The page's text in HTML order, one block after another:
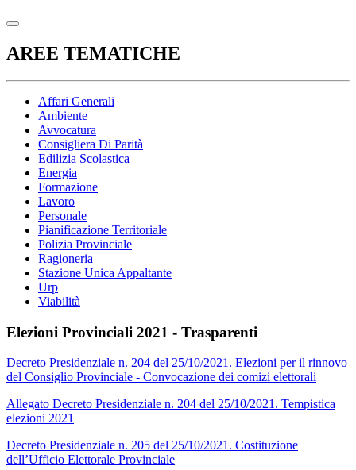
AREE TEMATICHE
Affari Generali
Ambiente
Avvocatura
Consigliera Di Parità
Edilizia Scolastica
Energia
Formazione
Lavoro
Personale
Pianificazione Territoriale
Polizia Provinciale
Ragioneria
Stazione Unica Appaltante
Urp
Viabilità
Elezioni Provinciali 2021 - Trasparenti
Decreto Presidenziale n. 204 del 25/10/2021. Elezioni per il rinnovo
del Consiglio Provinciale - Convocazione dei comizi elettorali
Allegato Decreto Presidenziale n. 204 del 25/10/2021. Tempistica
elezioni 2021
Decreto Presidenziale n. 205 del 25/10/2021. Costituzione
dell’Ufficio Elettorale Provinciale